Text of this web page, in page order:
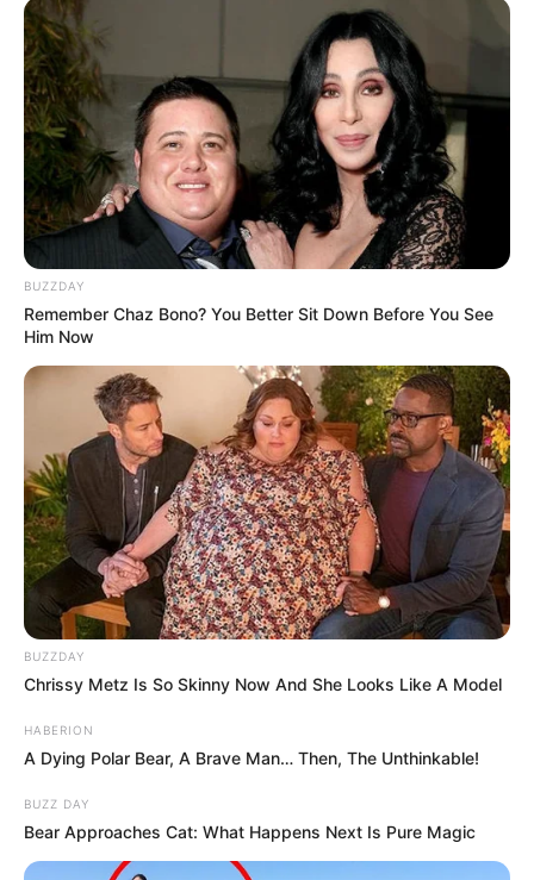
BUZZDAY
Remember Chaz Bono? You Better Sit Down Before You See
Him Now
BUZZDAY
Chrissy Metz Is So Skinny Now And She Looks Like A Model
HABERION
A Dying Polar Bear, A Brave Man… Then, The Unthinkable!
BUZZ DAY
Bear Approaches Cat: What Happens Next Is Pure Magic